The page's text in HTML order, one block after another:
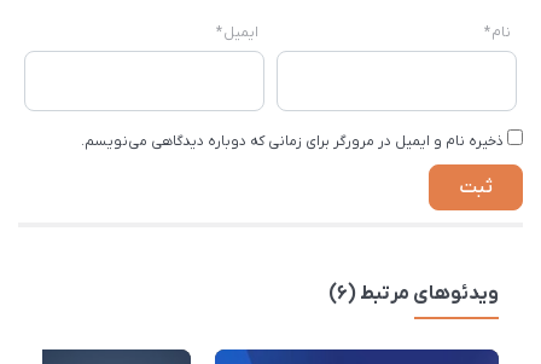
نام* ایمیل*
ذخیره نام و ایمیل در مرورگر برای زمانی که دوباره دیدگاهی می‌نویسم.
ویدئوهای مرتبط (6)